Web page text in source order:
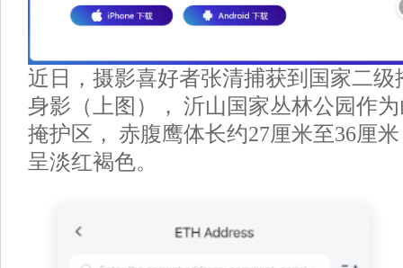
近日，摄影喜好者张清捕获到国家二级
身影（上图）， 沂山国家丛林公园作
掩护区， 赤腹鹰体长约27厘米至36厘
呈淡红褐色。